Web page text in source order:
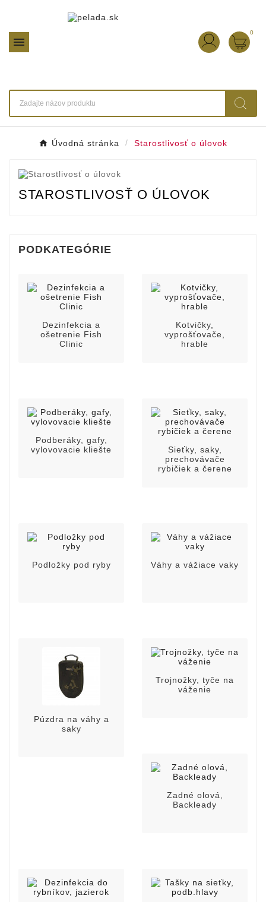

0
Úvodná stránka Starostlivosť o úlovok
STAROSTLIVOSŤ O ÚLOVOK
PODKATEGÓRIE
Dezinfekcia a
ošetrenie Fish
Clinic
Kotvičky,
vyprošťovače,
hrable
Podberáky, gafy,
vylovovacie kliešte
Sieťky, saky,
prechovávače
rybičiek a čerene
Podložky pod ryby Váhy a vážiace vaky
Púzdra na váhy a
saky
Trojnožky, tyče na
váženie
Zadné olová,
Backleady